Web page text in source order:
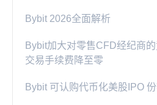
Bybit 2026全面解析
Bybit加大对零售CFD经纪商
交易手续费降至零
Bybit 可认购代币化美股IPO